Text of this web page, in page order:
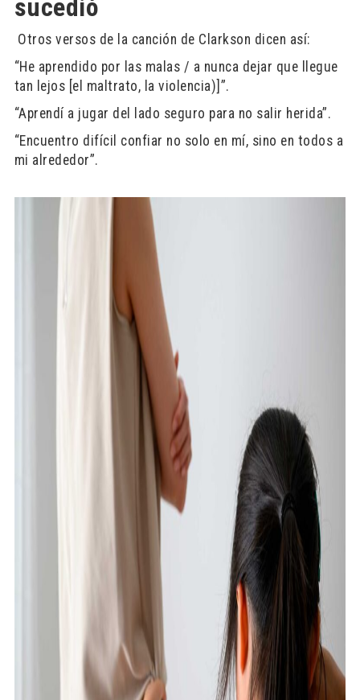
sucedió
Otros versos de la canción de Clarkson dicen así:
“He aprendido por las malas / a nunca dejar que llegue
tan lejos [el maltrato, la violencia)]”.
“Aprendí a jugar del lado seguro para no salir herida”.
“Encuentro difícil confiar no solo en mí, sino en todos a
mi alrededor”.